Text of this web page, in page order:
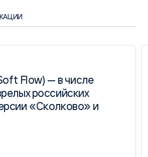
Flow) — в числе
российских
«Сколково» и
Flow) — в числе
российских
«Сколково» и